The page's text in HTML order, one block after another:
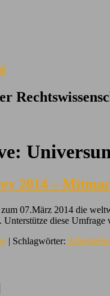
2014 –
07.März 2014 die
Unterstütze diese
| Schlagwörter: